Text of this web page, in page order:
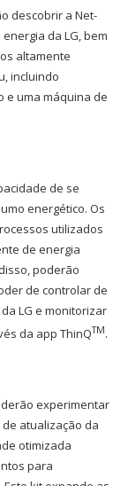
descobrir a Net-
da LG, bem
altamente
incluindo
e uma máquina de
de se
energético. Os
utilizados
de energia
poderão
de controlar de
LG e monitorizar
da app ThinQTM.
experimentar
atualização da
otimizada
para